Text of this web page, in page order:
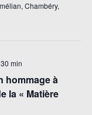
Chambéry,
hommage à
la « Matière
min